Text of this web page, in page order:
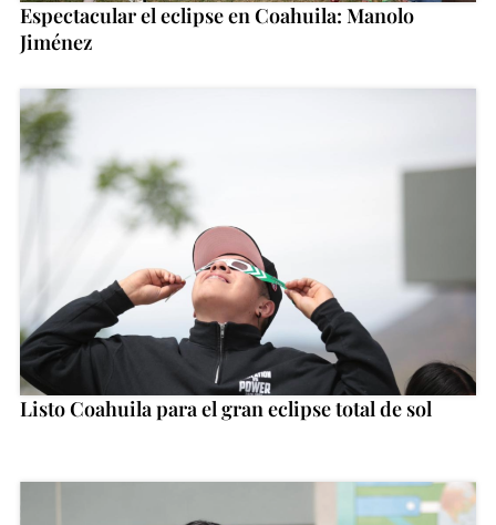
Espectacular el eclipse en Coahuila: Manolo
Jiménez
Listo Coahuila para el gran eclipse total de sol